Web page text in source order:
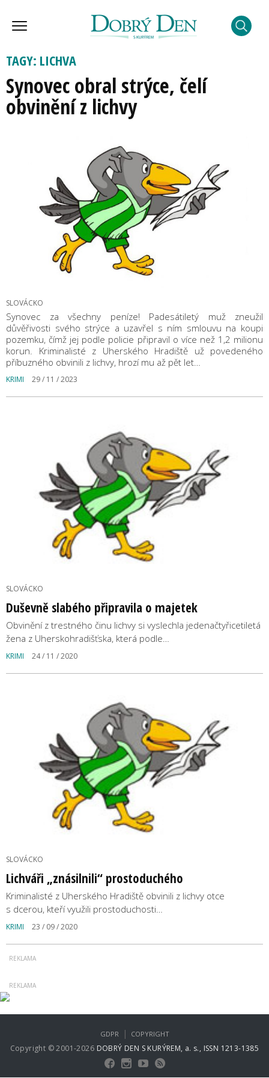
TAGY: LICHVA
Synovec obral strýce, čelí
obvinění z lichvy
SLOVÁCKO
Synovec za všechny peníze! Padesátiletý muž zneužil
důvěřivosti svého strýce a uzavřel s ním smlouvu na koupi
pozemku, čímž jej podle policie připravil o více než 1,2 milionu
korun. Kriminalisté z Uherského Hradiště už povedeného
příbuzného obvinili z lichvy, hrozí mu až pět let…
KRIMI 29 / 11 / 2023
SLOVÁCKO
Duševně slabého připravila o majetek
Obvinění z trestného činu lichvy si vyslechla jedenačtyřicetiletá
žena z Uherskohradišťska, která podle…
KRIMI 24 / 11 / 2020
SLOVÁCKO
Lichváři „znásilnili“ prostoduchého
Kriminalisté z Uherského Hradiště obvinili z lichvy otce
s dcerou, kteří využili prostoduchosti…
KRIMI 23 / 09 / 2020
Copyright © 2001-2026 DOBRÝ DEN S KURÝREM, a. s., ISSN 1213-1385
GDPR | COPYRIGHT